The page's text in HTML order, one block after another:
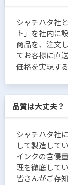
シャチハタ社
ト」を社内に
商品を、注文
てお客様に直
価格を実現す
品質は大丈夫？
シャチハタ社
して製造して
インクの含侵
理を徹底してい
皆さんがご存